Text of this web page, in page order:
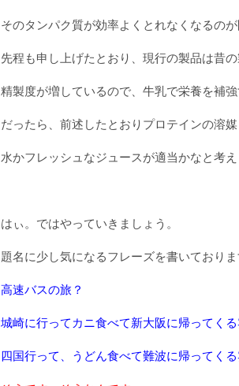
そのタンパク質が効率よくとれなくなるのが
先程も申し上げたとおり、現行の製品は昔
精製度が増しているので、牛乳で栄養を補強
だったら、前述したとおりプロテインの溶
水かフレッシュなジュースが適当かなと考え
はぃ。ではやっていきましょう。
題名に少し気になるフレーズを書いておりま
高速バスの旅？
城崎に行ってカニ食べて新大阪に帰ってくる
四国行って、うどん食べて難波に帰ってくる